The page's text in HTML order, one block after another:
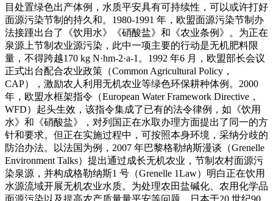
目处置绿色出产体例，水质平安具有可持续性，可以或许打好
面源污染节制的持久和。1980-1991 年，欧盟面源污染节制办
法接踵出台了《饮用水》《硝酸盐》和《农业条例》。为正在
泉源上节制农业源污染，此中一项主要的行动是无机肥料限
量，不得跨越170 kg N·hm-2·a-1。1992 年6 月，欧盟部长会议
正式出台配合农业政策（Common Agricultural Policy，
CAP），激励农人利用无机农业等绿色环保耕种体例。2000
年，欧盟水框架指令（European Water Framework Directive，
WFD）起头生效，该指令集成了已有的法令律例，如《饮用
水》和《硝酸盐》，对列国正在水取办理方面提出了同一的方
针和要求。但正在实施过程中，可按照本身环境，采纳分歧的
防治办法。以法国为例，2007 年巴黎格勒纳斯漫谈（Grenelle
Environment Talks）提出通过成长无机农业，节制农村面源污
染泉源，并构成格勒纳斯1 号（Grenelle 1Law）明白正在饮用
水源流域开展无机农业水质。为处理农田盐碱化、农用化学品
面源污染以及提高农产质量量平安等问题，日本于20 世纪90